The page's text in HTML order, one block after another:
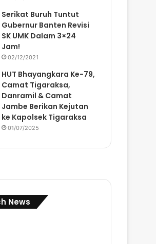
Serikat Buruh Tuntut
Gubernur Banten Revisi
SK UMK Dalam 3×24
Jam!
02/12/2021
HUT Bhayangkara Ke-79,
Camat Tigaraksa,
Danramil & Camat
Jambe Berikan Kejutan
ke Kapolsek Tigaraksa
01/07/2025
News